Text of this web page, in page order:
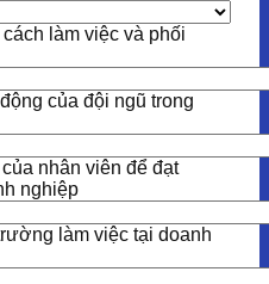
làm việc và phối
của đội ngũ trong
nhân viên để đạt
nghiệp
làm việc tại doanh